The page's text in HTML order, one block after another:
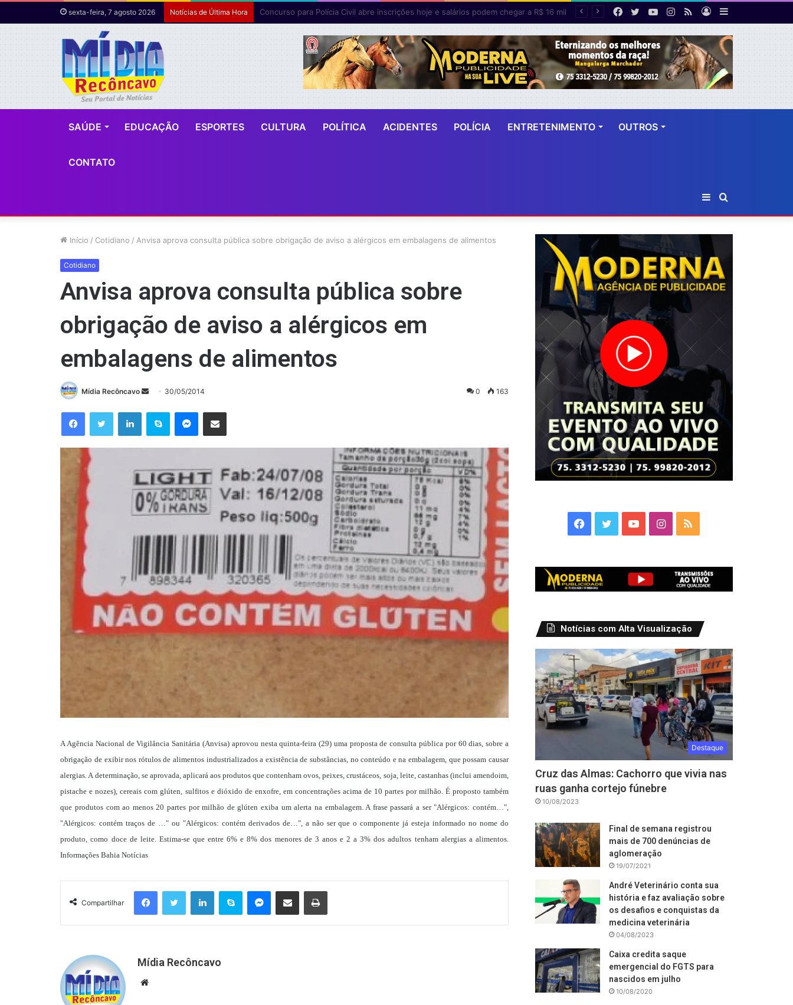
sexta-feira, 7 agosto 2026 Notícias de Última Hora Obras da Ponte Salvador- Vera Cruz avançam e já geram cerca de 600 empregos
Barra
Lateral
Entrar
RSS
Instagram
YouTube
Twitter
Facebook
SAÚDE EDUCAÇÃO ESPORTES CULTURA POLÍTICA ACIDENTES POLÍCIA ENTRETENIMENTO OUTROS
CONTATO
por
Barra
Lateral
Início / Cotidiano / Anvisa aprova consulta pública sobre obrigação de aviso a alérgicos em embalagens de alimentos
Cotidiano
Anvisa aprova consulta pública sobre
obrigação de aviso a alérgicos em
embalagens de alimentos
Mídia Recôncavo
Mande
e-
30/05/2014 0 163
FacebookTwitter LinkedinSkype Messenger
Compartilhar via e-mail
A Agência Nacional de Vigilância Sanitária (Anvisa) aprovou nesta quinta-feira (29) uma proposta de consulta pública por 60 dias, sobre a
obrigação de exibir nos rótulos de alimentos industrializados a existência de substâncias, no conteúdo e na embalagem, que possam causar
alergias. A determinação, se aprovada, aplicará aos produtos que contenham ovos, peixes, crustáceos, soja, leite, castanhas (inclui amendoim,
pistache e nozes), cereais com glúten, sulfitos e dióxido de enxofre, em concentrações acima de 10 partes por milhão. É proposto também
que produtos com ao menos 20 partes por milhão de glúten exiba um alerta na embalagem. A frase passará a ser "Alérgicos: contém…",
"Alérgicos: contém traços de …" ou "Alérgicos: contém derivados de…", a não ser que o componente já esteja informado no nome do
produto, como doce de leite. Estima-se que entre 6% e 8% dos menores de 3 anos e 2 a 3% dos adultos tenham alergias a alimentos.
Informações Bahia Notícias
Compartilhar
FacebookTwitter LinkedinSkype Messenger
Compartilhar via e-mail Imprimir
Mídia Recôncavo
Website
Facebook
TwitterYouTubeInstagram
RSS
Notícias com Alta Visualização
Destaque
Cruz das Almas: Cachorro que vivia nas
ruas ganha cortejo fúnebre
10/08/2023
Final de semana registrou
mais de 700 denúncias de
aglomeração
19/07/2021
André Veterinário conta sua
história e faz avaliação sobre
os desafios e conquistas da
medicina veterinária
04/08/2023
Caixa credita saque
emergencial do FGTS para
nascidos em julho
10/08/2020